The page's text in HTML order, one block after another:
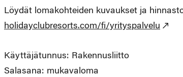
Löydät lomakohteiden kuvaukset ja
holidayclubresorts.com/fi/yrityspalvelu
Käyttäjätunnus: Rakennusliitto
Salasana: mukavaloma